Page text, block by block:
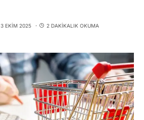
3 EKIM 2025 2 DAKIKALIK OKUMA